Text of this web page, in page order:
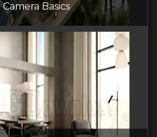
Basics